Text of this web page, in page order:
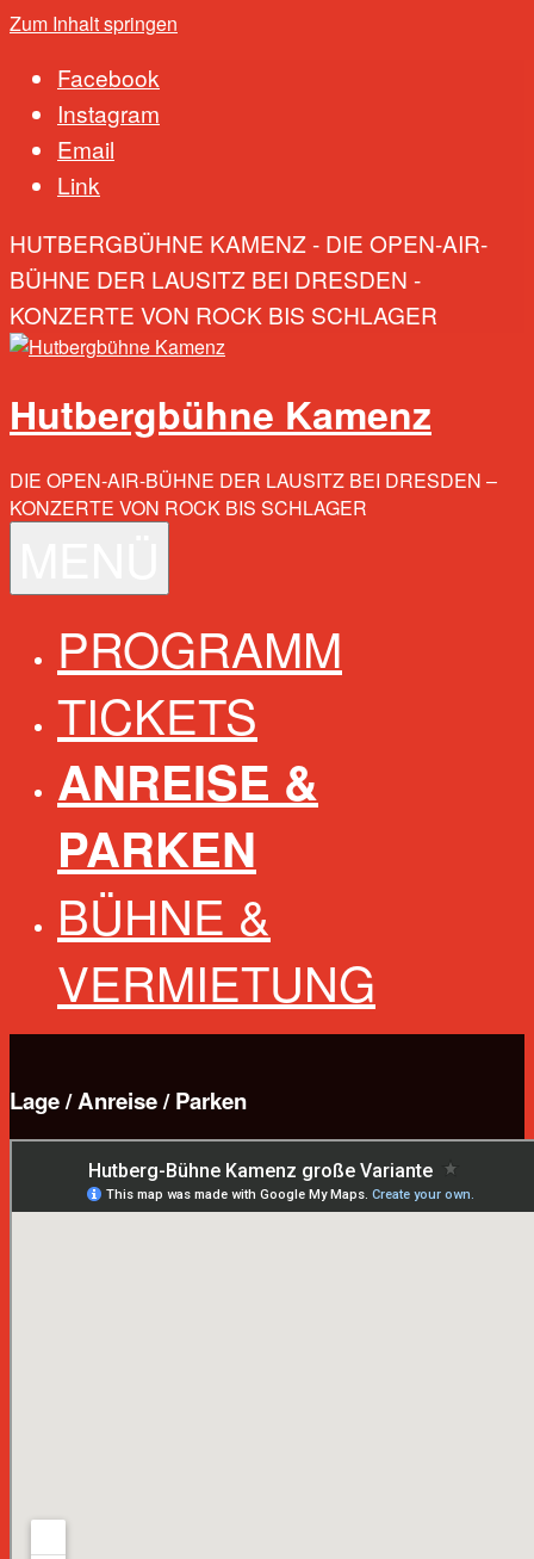
Zum Inhalt springen
Facebook
Instagram
Email
Link
HUTBERGBÜHNE KAMENZ - DIE OPEN-AIR-
BÜHNE DER LAUSITZ BEI DRESDEN -
KONZERTE VON ROCK BIS SCHLAGER
Hutbergbühne Kamenz
DIE OPEN-AIR-BÜHNE DER LAUSITZ BEI DRESDEN –
KONZERTE VON ROCK BIS SCHLAGER
PROGRAMM
TICKETS
ANREISE &
PARKEN
BÜHNE &
VERMIETUNG
Lage / Anreise / Parken